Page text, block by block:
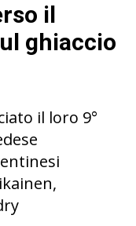
il
ghiaccio
il loro 9°